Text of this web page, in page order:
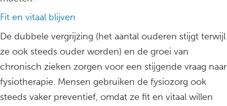
Fit en vitaal blijven
De dubbele vergrijzing (het aantal ouderen stijgt terwijl
ze ook steeds ouder worden) en de groei van
chronisch zieken zorgen voor een stijgende vraag naar
fysiotherapie. Mensen gebruiken de fysiozorg ook
steeds vaker preventief, omdat ze fit en vitaal willen